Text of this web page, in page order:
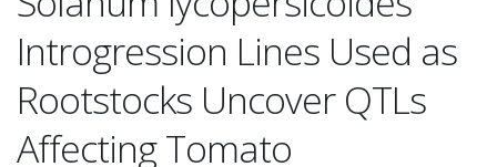
Introgression Lines Used as
Rootstocks Uncover QTLs
Affecting Tomato